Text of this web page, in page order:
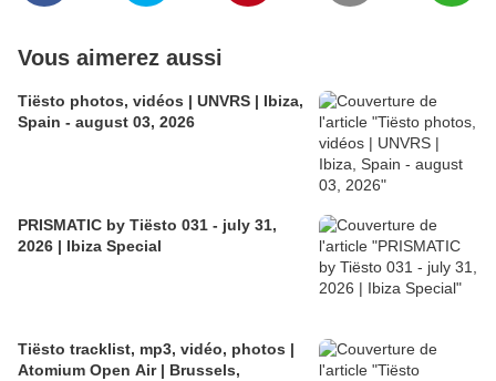
Vous aimerez aussi
Tiësto photos, vidéos | UNVRS | Ibiza,
Spain - august 03, 2026
PRISMATIC by Tiësto 031 - july 31,
2026 | Ibiza Special
Tiësto tracklist, mp3, vidéo, photos |
Atomium Open Air | Brussels,